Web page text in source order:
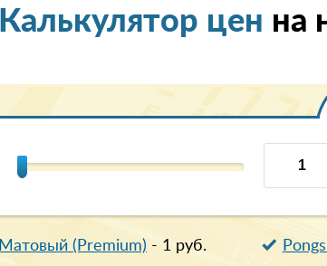
Калькулятор цен на
Матовый (Premium) - 1руб.